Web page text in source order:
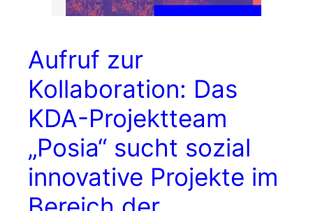
Aufruf zur
Kollaboration: Das
KDA-Projektteam
„Posia“ sucht sozial
innovative Projekte im